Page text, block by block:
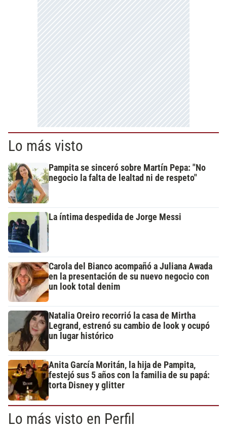
Lo más visto
Pampita se sinceró sobre Martín Pepa: "No
negocio la falta de lealtad ni de respeto"
La íntima despedida de Jorge Messi
Carola del Bianco acompañó a Juliana Awada
en la presentación de su nuevo negocio con
un look total denim
Natalia Oreiro recorrió la casa de Mirtha
Legrand, estrenó su cambio de look y ocupó
un lugar histórico
Anita García Moritán, la hija de Pampita,
festejó sus 5 años con la familia de su papá:
torta Disney y glitter
Lo más visto en Perfil